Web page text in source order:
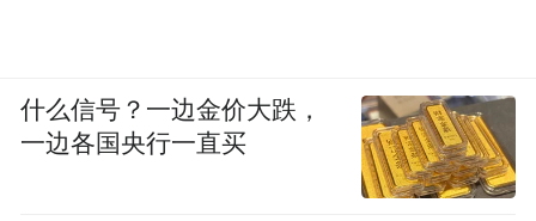
什么信号？一边金价大跌，
一边各国央行一直买